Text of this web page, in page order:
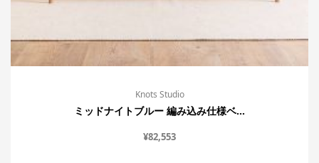
Knots Studio
ミッドナイトブルー 編み込み仕様ベ...
¥82,553